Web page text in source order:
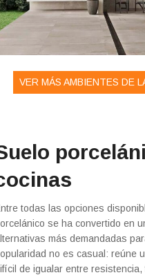
VER MÁS AMBIENTES DE
todas las opciones
se ha convertido en
más demandadas
no es casual: reúne
de igualar entre resistencia,